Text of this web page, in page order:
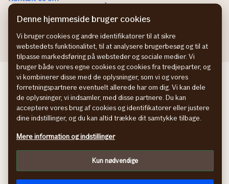
Erhvervsforsikringer
In English
If Skadeförsäkring SE
If Skadeforsikring NO
If Vahinkovakuutus FI
Information om tilgængelighed
Cookies
Tilpas
facebook
Denne hjemmeside bruger cookies
Vi bruger cookies og andre identifikatorer til at sikre
webstedets funktionalitet, til at analysere brugerbesøg og til at
tilpasse markedsføring på websteder og sociale medier. Vi
bruger både vores egne cookies og cookies fra tredjeparter, og
vi kombinerer disse med de oplysninger, som vi og vores
forretningspartnere eventuelt allerede har om dig. Vi kan dele
de oplysninger, vi indsamler, med disse partnere. Du kan
acceptere vores brug af cookies og identifikatorer eller justere
dine indstillinger, og du kan altid trække dit samtykke tilbage.
Mere information og indstillinger
Kun nødvendige